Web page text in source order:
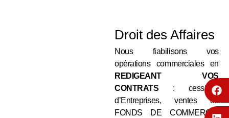
Droit des Affaires
Nous fiabilisons vos
opérations commerciales en
REDIGEANT VOS
CONTRATS : cessions
d’Entreprises, ventes de
FONDS DE COMMERCE,